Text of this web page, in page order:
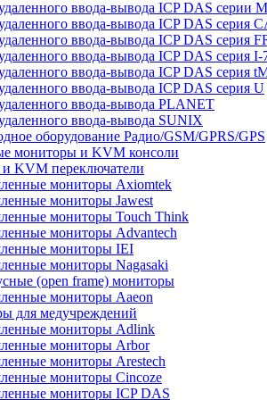
ввода-вывода ICP DAS серии M
ввода-вывода ICP DAS серия
ввода-вывода ICP DAS серия
ввода-вывода ICP DAS серия I-
ввода-вывода ICP DAS серия
ввода-вывода ICP DAS серия U
ввода-вывода PLANET
ввода-вывода SUNIX
оборудование Радио/GSM/GPRS/GPS
мониторы и KVM консоли
KVM переключатели
мониторы Axiomtek
мониторы Jawest
мониторы Touch Think
мониторы Advantech
мониторы IEI
мониторы Nagasaki
(open frame) мониторы
мониторы Aaeon
для медучреждений
мониторы Adlink
мониторы Arbor
мониторы Arestech
мониторы Cincoze
мониторы ICP DAS